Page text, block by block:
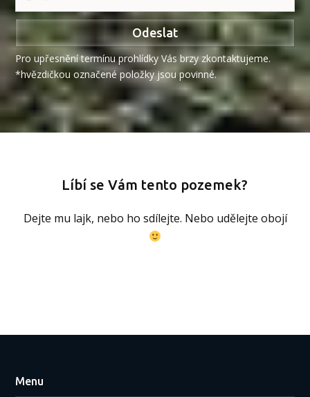
Odeslat
Pro upřesnění termínu prohlídky Vás brzy zkontaktujeme.
*hvězdičkou označené položky jsou povinné.
Líbí se Vám tento pozemek?
Dejte mu lajk, nebo ho sdílejte. Nebo udělejte obojí
Menu